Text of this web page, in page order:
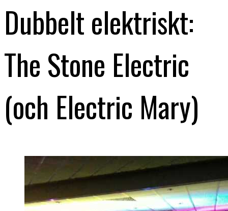
Dubbelt elektriskt:
The Stone Electric
(och Electric Mary)